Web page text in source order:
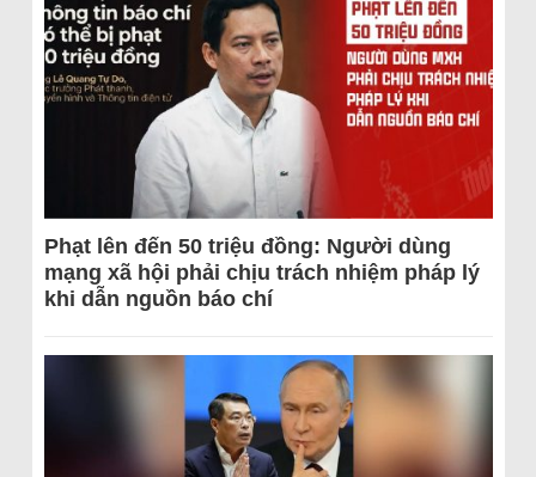
Phạt lên đến 50 triệu đồng: Người dùng
mạng xã hội phải chịu trách nhiệm pháp lý
khi dẫn nguồn báo chí